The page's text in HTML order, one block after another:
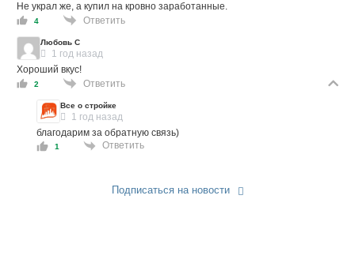
Не украл же, а купил на кровно заработанные.
4 Ответить
Любовь С
1 год назад
Хороший вкус!
2 Ответить
Все о стройке
1 год назад
благодарим за обратную связь)
1 Ответить
Подписаться на новости